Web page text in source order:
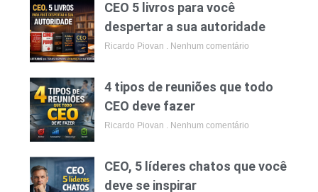
CEO 5 livros para você
despertar a sua autoridade
Ricardo Piovan Nenhum comentário
4 tipos de reuniões que todo
CEO deve fazer
Ricardo Piovan Nenhum comentário
CEO, 5 líderes chatos que você
deve se inspirar